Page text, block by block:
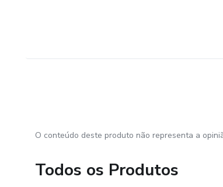
O conteúdo deste produto não representa a
Todos os Produtos